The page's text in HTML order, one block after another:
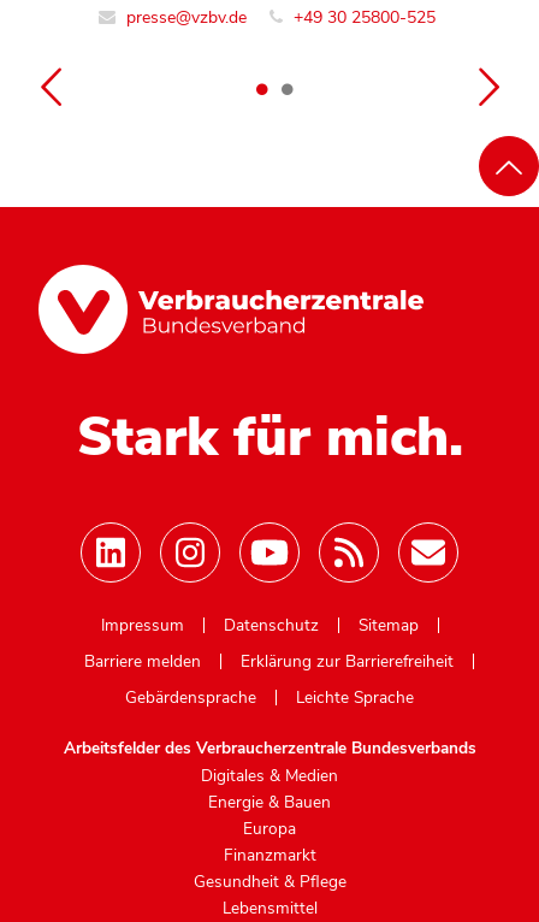
presse@vzbv.de +49 30 25800-525
info@vzbv.de (030) 25800-0
Stark für mich.
Impressum
Datenschutz
Sitemap
Barriere melden
Erklärung zur Barrierefreiheit
Gebärdensprache
Leichte Sprache
Arbeitsfelder des Verbraucherzentrale Bundesverbands
Digitales & Medien
Energie & Bauen
Europa
Finanzmarkt
Gesundheit & Pflege
Lebensmittel